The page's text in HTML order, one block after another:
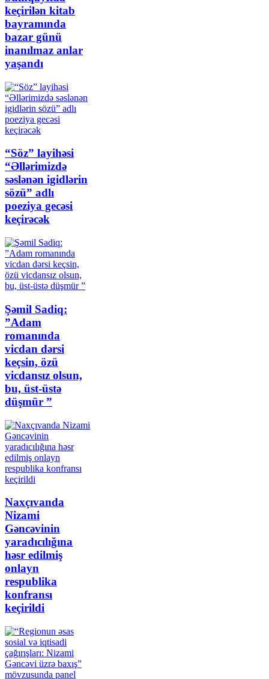
keçirilən kitab
bayramında
bazar günü
inanılmaz anlar
yaşandı
“Söz” layihəsi
“Əllərimizdə
səslənən igidlərin
sözü” adlı
poeziya gecəsi
keçirəcək
Şəmil Sadiq:
”Adam
romanında
vicdan dərsi
keçsin, özü
vicdansız olsun,
bu, üst-üstə
düşmür ”
Naxçıvanda
Nizami
Gəncəvinin
yaradıcılığına
həsr edilmiş
onlayn
respublika
konfransı
keçirildi